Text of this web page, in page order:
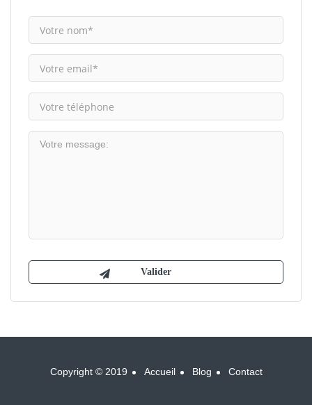
Copyright © 2019 Accueil Blog Contact